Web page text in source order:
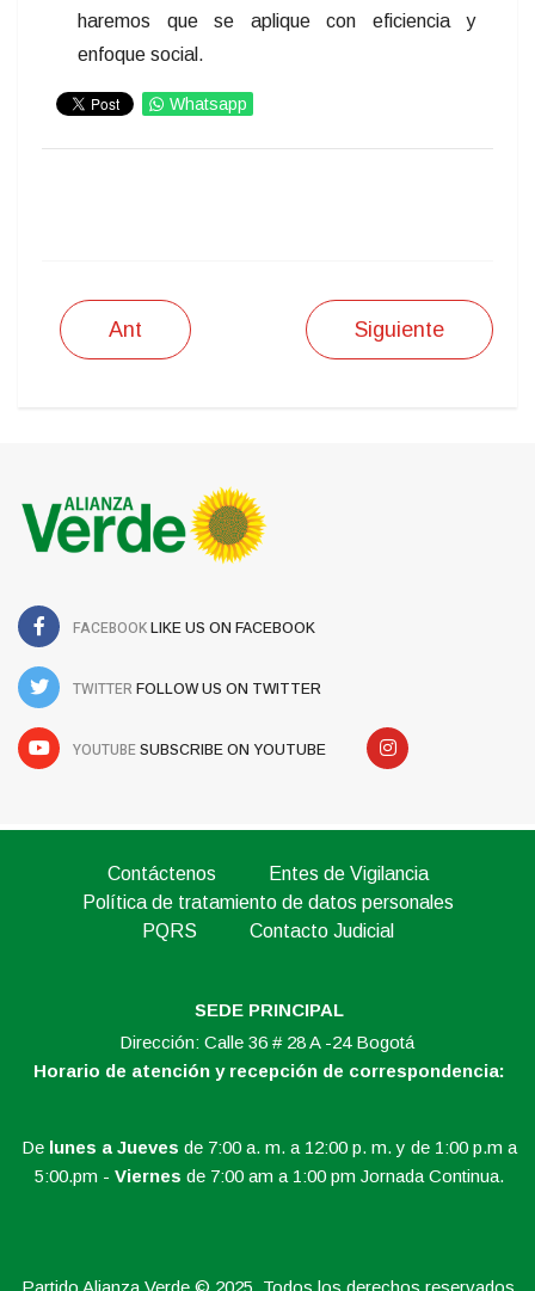
haremos que se aplique con eficiencia y
enfoque social.
Whatsapp
Ant Siguiente
FACEBOOK LIKE US ON FACEBOOK
TWITTER FOLLOW US ON TWITTER
YOUTUBE SUBSCRIBE ON YOUTUBE
Contáctenos
Entes de Vigilancia
Política de tratamiento de datos personales
PQRS
Contacto Judicial
SEDE PRINCIPAL
Dirección: Calle 36 # 28 A -24 Bogotá
Horario de atención y recepción de correspondencia:
De lunes a Jueves de 7:00 a. m. a 12:00 p. m. y de 1:00 p.m a
5:00.pm - Viernes de 7:00 am a 1:00 pm Jornada Continua.